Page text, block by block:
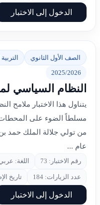
الدخول إلى الاختبار
الصف الأول الثانوي
2025/2026
النظام السياسي
يتناول هذا الاختبار ملامح
مسلطاً الضوء على المحطات
من تولي جلالة الملك حمد
عام ...
رقم الاختبار: 73 اللغة: عربي
عدد الزيارات: 184 تاريخ الإضافة:
الدخول إلى الاختبار